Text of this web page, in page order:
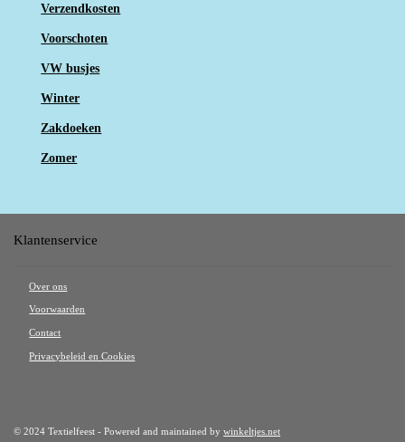
Verzendkosten
Voorschoten
VW busjes
Winter
Zakdoeken
Zomer
Klantenservice
Over ons
Voorwaarden
Contact
Privacybeleid en Cookies
© 2024 Textielfeest - Powered and maintained bywinkeltjes.net